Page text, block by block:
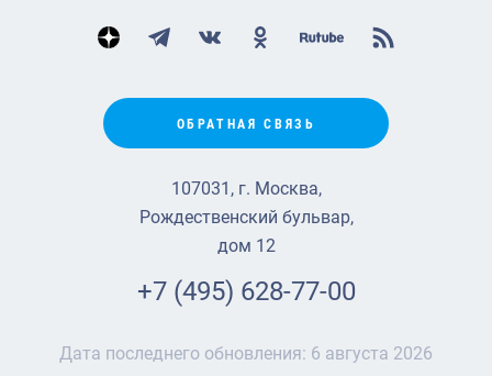
ОБРАТНАЯ СВЯЗЬ
107031, г. Москва,
Рождественский бульвар,
дом 12
+7 (495) 628-77-00
Дата последнего обновления: 6 августа 2026